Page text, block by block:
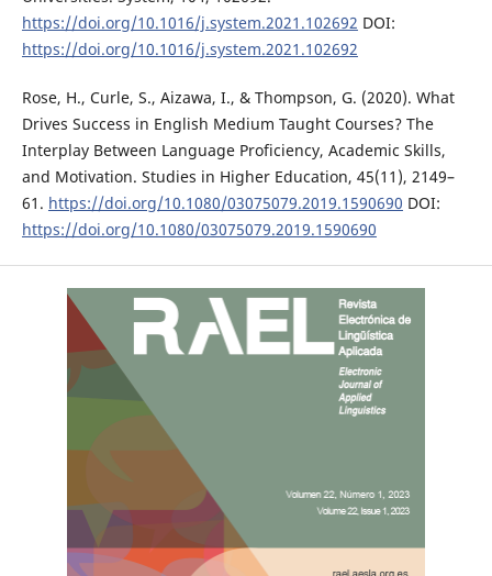
https://doi.org/10.1016/j.system.2021.102692 DOI:
https://doi.org/10.1016/j.system.2021.102692
Rose, H., Curle, S., Aizawa, I., & Thompson, G. (2020). What
Drives Success in English Medium Taught Courses? The
Interplay Between Language Proficiency, Academic Skills,
and Motivation. Studies in Higher Education, 45(11), 2149–
61. https://doi.org/10.1080/03075079.2019.1590690 DOI:
https://doi.org/10.1080/03075079.2019.1590690